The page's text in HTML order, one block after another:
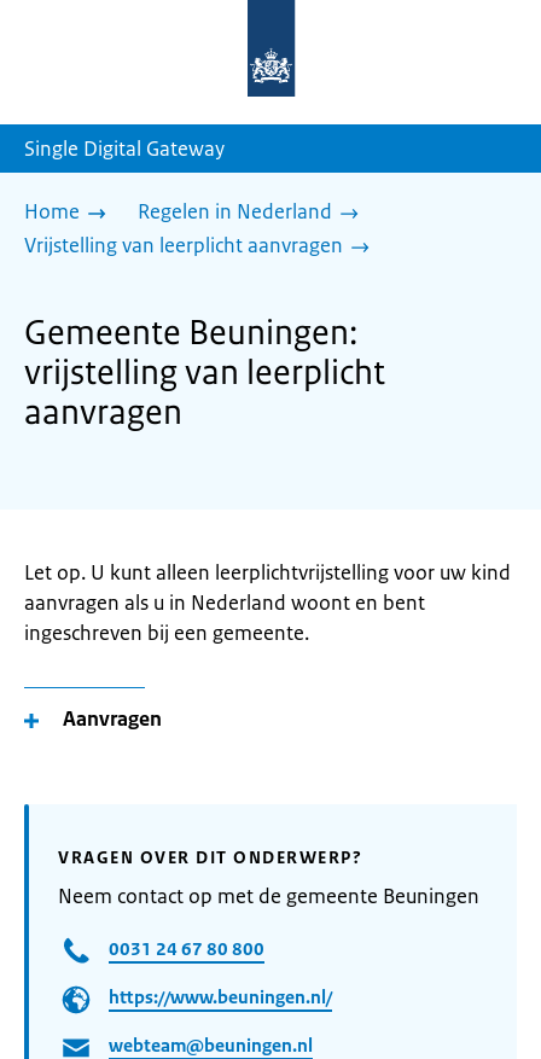
homepage
Single Digital Gateway
Home
Regelen in Nederland
Vrijstelling van leerplicht aanvragen
Gemeente Beuningen:
vrijstelling van leerplicht
aanvragen
Let op. U kunt alleen leerplichtvrijstelling voor uw kind
aanvragen als u in Nederland woont en bent
ingeschreven bij een gemeente.
Aanvragen
VRAGEN OVER DIT ONDERWERP?
Neem contact op met de gemeente Beuningen
0031 24 67 80 800
https://www.beuningen.nl/
webteam@beuningen.nl